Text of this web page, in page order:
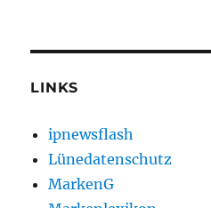
LINKS
ipnewsflash
Lünedatenschutz
MarkenG